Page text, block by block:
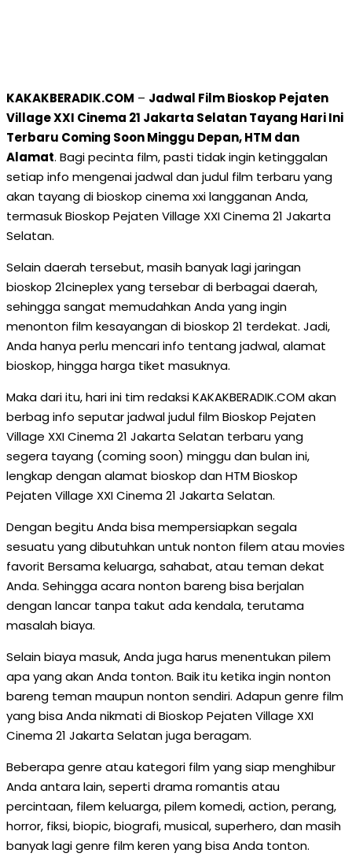
KAKAKBERADIK.COM – Jadwal Film Bioskop Pejaten
Village XXI Cinema 21 Jakarta Selatan Tayang Hari Ini
Terbaru Coming Soon Minggu Depan, HTM dan
Alamat. Bagi pecinta film, pasti tidak ingin ketinggalan
setiap info mengenai jadwal dan judul film terbaru yang
akan tayang di bioskop cinema xxi langganan Anda,
termasuk Bioskop Pejaten Village XXI Cinema 21 Jakarta
Selatan.
Selain daerah tersebut, masih banyak lagi jaringan
bioskop 21cineplex yang tersebar di berbagai daerah,
sehingga sangat memudahkan Anda yang ingin
menonton film kesayangan di bioskop 21 terdekat. Jadi,
Anda hanya perlu mencari info tentang jadwal, alamat
bioskop, hingga harga tiket masuknya.
Maka dari itu, hari ini tim redaksi KAKAKBERADIK.COM akan
berbag info seputar jadwal judul film Bioskop Pejaten
Village XXI Cinema 21 Jakarta Selatan terbaru yang
segera tayang (coming soon) minggu dan bulan ini,
lengkap dengan alamat bioskop dan HTM Bioskop
Pejaten Village XXI Cinema 21 Jakarta Selatan.
Dengan begitu Anda bisa mempersiapkan segala
sesuatu yang dibutuhkan untuk nonton filem atau movies
favorit Bersama keluarga, sahabat, atau teman dekat
Anda. Sehingga acara nonton bareng bisa berjalan
dengan lancar tanpa takut ada kendala, terutama
masalah biaya.
Selain biaya masuk, Anda juga harus menentukan pilem
apa yang akan Anda tonton. Baik itu ketika ingin nonton
bareng teman maupun nonton sendiri. Adapun genre film
yang bisa Anda nikmati di Bioskop Pejaten Village XXI
Cinema 21 Jakarta Selatan juga beragam.
Beberapa genre atau kategori film yang siap menghibur
Anda antara lain, seperti drama romantis atau
percintaan, filem keluarga, pilem komedi, action, perang,
horror, fiksi, biopic, biografi, musical, superhero, dan masih
banyak lagi genre film keren yang bisa Anda tonton.